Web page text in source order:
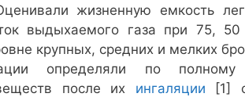
жизненную емкость
выдыхаемого газа при 75,
крупных, средних и мелких
определяли по
после их ингаляции [1]